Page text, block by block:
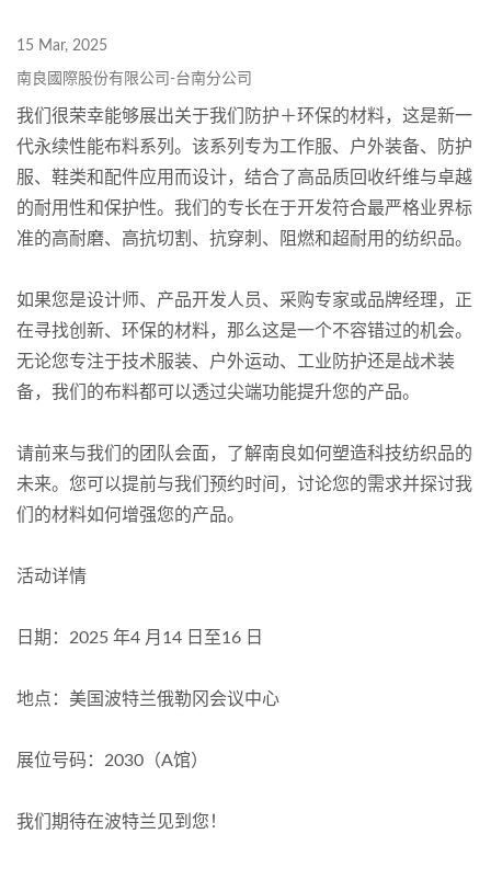
15 Mar, 2025
南良國際股份有限公司-台南分公司
我们很荣幸能够展出关于我们防护＋环保的材料，这是新一
代永续性能布料系列。该系列专为工作服、户外装备、防护
服、鞋类和配件应用而设计，结合了高品质回收纤维与卓越
的耐用性和保护性。我们的专长在于开发符合最严格业界标
准的高耐磨、高抗切割、抗穿刺、阻燃和超耐用的纺织品。
如果您是设计师、产品开发人员、采购专家或品牌经理，正
在寻找创新、环保的材料，那么这是一个不容错过的机会。
无论您专注于技术服装、户外运动、工业防护还是战术装
备，我们的布料都可以透过尖端功能提升您的产品。
请前来与我们的团队会面，了解南良如何塑造科技纺织品的
未来。您可以提前与我们预约时间，讨论您的需求并探讨我
们的材料如何增强您的产品。
活动详情
日期：2025 年4 月14 日至16 日
地点：美国波特兰俄勒冈会议中心
展位号码：2030（A馆）
我们期待在波特兰见到您！